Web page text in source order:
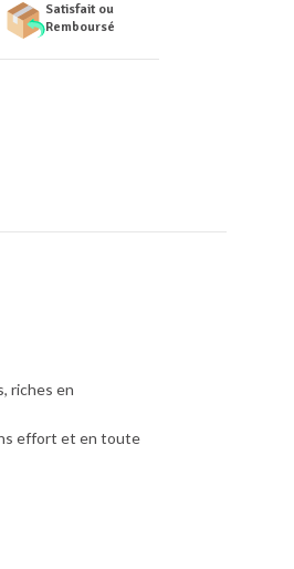
Satisfait ou
Remboursé
riches en
effort et en toute